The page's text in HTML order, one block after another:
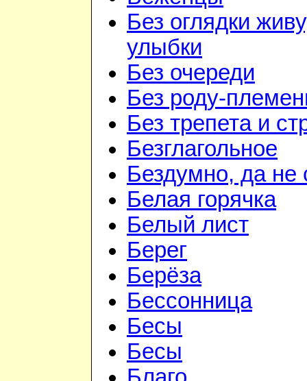
Без оглядки
улыбки
Без очереди
Без роду-
Без трепета и
Безглагольное
Бездумно, да не
Белая горячка
Белый лист
Берег
Берёза
Бессонница
Бесы
Бесы